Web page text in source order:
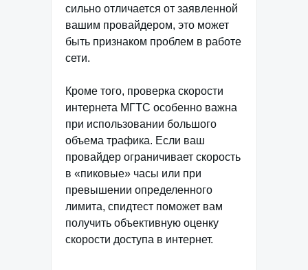
сильно отличается от заявленной
вашим провайдером, это может
быть признаком проблем в работе
сети.
Кроме того, проверка скорости
интернета МГТС особенно важна
при использовании большого
объема трафика. Если ваш
провайдер ограничивает скорость
в «пиковые» часы или при
превышении определенного
лимита, спидтест поможет вам
получить объективную оценку
скорости доступа в интернет.